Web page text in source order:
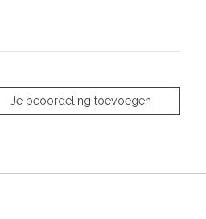
Je beoordeling toevoegen